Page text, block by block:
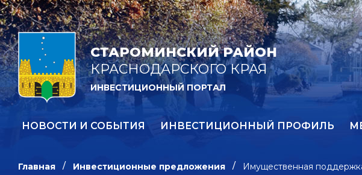
СТАРОМИНСКИЙ РАЙОН
КРАСНОДАРСКОГО КРАЯ
ИНВЕСТИЦИОННЫЙ ПОРТАЛ
НОВОСТИ И СОБЫТИЯ ИНВЕСТИЦИОННЫЙ ПРОФИЛЬ
Главная Инвестиционные предложения Имущественная